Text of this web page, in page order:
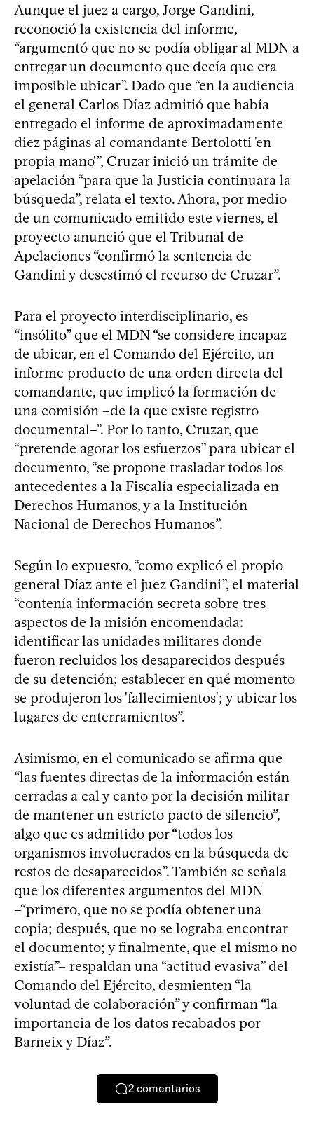
Aunque el juez a cargo, Jorge Gandini,
reconoció la existencia del informe,
“argumentó que no se podía obligar al MDN a
entregar un documento que decía que era
imposible ubicar”. Dado que “en la audiencia
el general Carlos Díaz admitió que había
entregado el informe de aproximadamente
diez páginas al comandante Bertolotti 'en
propia mano'”, Cruzar inició un trámite de
apelación “para que la Justicia continuara la
búsqueda”, relata el texto. Ahora, por medio
de un comunicado emitido este viernes, el
proyecto anunció que el Tribunal de
Apelaciones “confirmó la sentencia de
Gandini y desestimó el recurso de Cruzar”.
Para el proyecto interdisciplinario, es
“insólito” que el MDN “se considere incapaz
de ubicar, en el Comando del Ejército, un
informe producto de una orden directa del
comandante, que implicó la formación de
una comisión –de la que existe registro
documental–”. Por lo tanto, Cruzar, que
“pretende agotar los esfuerzos” para ubicar el
documento, “se propone trasladar todos los
antecedentes a la Fiscalía especializada en
Derechos Humanos, y a la Institución
Nacional de Derechos Humanos”.
Según lo expuesto, “como explicó el propio
general Díaz ante el juez Gandini”, el material
“contenía información secreta sobre tres
aspectos de la misión encomendada:
identificar las unidades militares donde
fueron recluidos los desaparecidos después
de su detención; establecer en qué momento
se produjeron los 'fallecimientos'; y ubicar los
lugares de enterramientos”.
Asimismo, en el comunicado se afirma que
“las fuentes directas de la información están
cerradas a cal y canto por la decisión militar
de mantener un estricto pacto de silencio”,
algo que es admitido por “todos los
organismos involucrados en la búsqueda de
restos de desaparecidos”. También se señala
que los diferentes argumentos del MDN
–“primero, que no se podía obtener una
copia; después, que no se lograba encontrar
el documento; y finalmente, que el mismo no
existía”– respaldan una “actitud evasiva” del
Comando del Ejército, desmienten “la
voluntad de colaboración” y confirman “la
importancia de los datos recabados por
Barneix y Díaz”.
2 comentarios